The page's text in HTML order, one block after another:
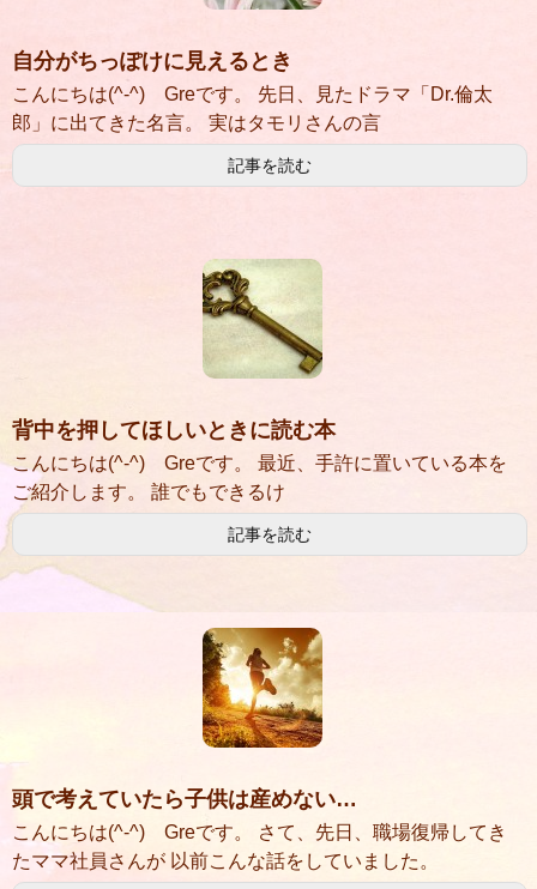
自分がちっぽけに見えるとき
こんにちは(^-^) Greです。 先日、見たドラマ「Dr.倫太
郎」に出てきた名言。 実はタモリさんの言
記事を読む
背中を押してほしいときに読む本
こんにちは(^-^) Greです。 最近、手許に置いている本を
ご紹介します。 誰でもできるけ
記事を読む
頭で考えていたら子供は産めない…
こんにちは(^-^) Greです。 さて、先日、職場復帰してき
たママ社員さんが 以前こんな話をしていました。